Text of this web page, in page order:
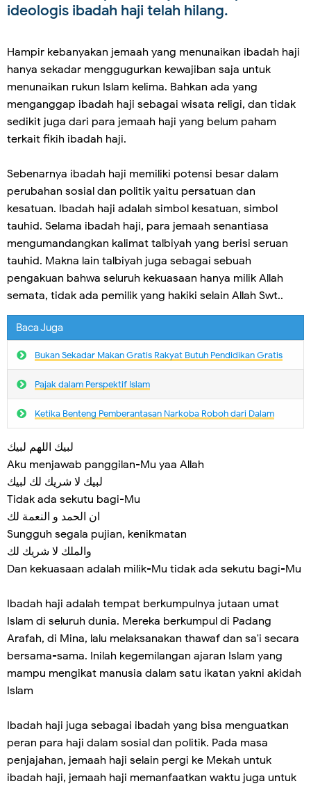
ideologis ibadah haji telah hilang.
Hampir kebanyakan jemaah yang menunaikan ibadah haji
hanya sekadar menggugurkan kewajiban saja untuk
menunaikan rukun Islam kelima. Bahkan ada yang
menganggap ibadah haji sebagai wisata religi, dan tidak
sedikit juga dari para jemaah haji yang belum paham
terkait fikih ibadah haji.
Sebenarnya ibadah haji memiliki potensi besar dalam
perubahan sosial dan politik yaitu persatuan dan
kesatuan. Ibadah haji adalah simbol kesatuan, simbol
tauhid. Selama ibadah haji, para jemaah senantiasa
mengumandangkan kalimat talbiyah yang berisi seruan
tauhid. Makna lain talbiyah juga sebagai sebuah
pengakuan bahwa seluruh kekuasaan hanya milik Allah
semata, tidak ada pemilik yang hakiki selain Allah Swt..
Baca Juga
Bukan Sekadar Makan Gratis Rakyat Butuh Pendidikan Gratis
Pajak dalam Perspektif Islam
Ketika Benteng Pemberantasan Narkoba Roboh dari Dalam
Aku menjawab panggilan-Mu yaa Allah
Tidak ada sekutu bagi-Mu
Sungguh segala pujian, kenikmatan
Dan kekuasaan adalah milik-Mu tidak ada sekutu bagi-Mu
Ibadah haji adalah tempat berkumpulnya jutaan umat
Islam di seluruh dunia. Mereka berkumpul di Padang
Arafah, di Mina, lalu melaksanakan thawaf dan sa'i secara
bersama-sama. Inilah kegemilangan ajaran Islam yang
mampu mengikat manusia dalam satu ikatan yakni akidah
Islam
Ibadah haji juga sebagai ibadah yang bisa menguatkan
peran para haji dalam sosial dan politik. Pada masa
penjajahan, jemaah haji selain pergi ke Mekah untuk
ibadah haji, jemaah haji memanfaatkan waktu juga untuk